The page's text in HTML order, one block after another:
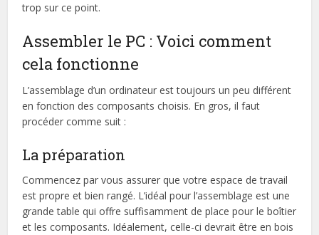
trop sur ce point.
Assembler le PC : Voici comment
cela fonctionne
L’assemblage d’un ordinateur est toujours un peu différent
en fonction des composants choisis. En gros, il faut
procéder comme suit :
La préparation
Commencez par vous assurer que votre espace de travail
est propre et bien rangé. L’idéal pour l’assemblage est une
grande table qui offre suffisamment de place pour le boîtier
et les composants. Idéalement, celle-ci devrait être en bois